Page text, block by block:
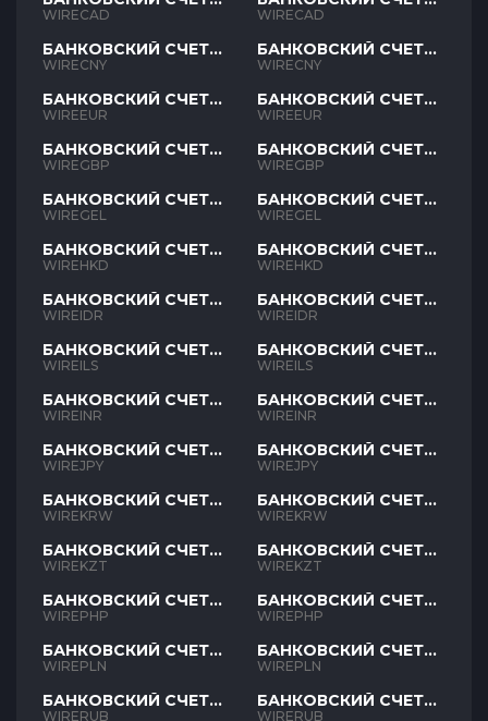
CAD
WIRECAD
БАНКОВСКИЙ СЧЕТ
CNY
WIRECNY
БАНКОВСКИЙ СЧЕТ
EUR
WIREEUR
БАНКОВСКИЙ СЧЕТ
GBP
WIREGBP
БАНКОВСКИЙ СЧЕТ
GEL
WIREGEL
БАНКОВСКИЙ СЧЕТ
HKD
WIREHKD
БАНКОВСКИЙ СЧЕТ
IDR
WIREIDR
БАНКОВСКИЙ СЧЕТ
ILS
WIREILS
БАНКОВСКИЙ СЧЕТ
INR
WIREINR
БАНКОВСКИЙ СЧЕТ
JPY
WIREJPY
БАНКОВСКИЙ СЧЕТ
KRW
WIREKRW
БАНКОВСКИЙ СЧЕТ
KZT
WIREKZT
БАНКОВСКИЙ СЧЕТ
PHP
WIREPHP
БАНКОВСКИЙ СЧЕТ
PLN
WIREPLN
БАНКОВСКИЙ СЧЕТ
RUB
WIRERUB
CAD
WIRECAD
БАНКОВСКИЙ СЧЕТ
CNY
WIRECNY
БАНКОВСКИЙ СЧЕТ
EUR
WIREEUR
БАНКОВСКИЙ СЧЕТ
GBP
WIREGBP
БАНКОВСКИЙ СЧЕТ
GEL
WIREGEL
БАНКОВСКИЙ СЧЕТ
HKD
WIREHKD
БАНКОВСКИЙ СЧЕТ
IDR
WIREIDR
БАНКОВСКИЙ СЧЕТ
ILS
WIREILS
БАНКОВСКИЙ СЧЕТ
INR
WIREINR
БАНКОВСКИЙ СЧЕТ
JPY
WIREJPY
БАНКОВСКИЙ СЧЕТ
KRW
WIREKRW
БАНКОВСКИЙ СЧЕТ
KZT
WIREKZT
БАНКОВСКИЙ СЧЕТ
PHP
WIREPHP
БАНКОВСКИЙ СЧЕТ
PLN
WIREPLN
БАНКОВСКИЙ СЧЕТ
RUB
WIRERUB